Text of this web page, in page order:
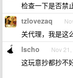
检查一下是否禁
tzlovezaq
关代理，我是这
lscho Nov
这玩意抄都抄不